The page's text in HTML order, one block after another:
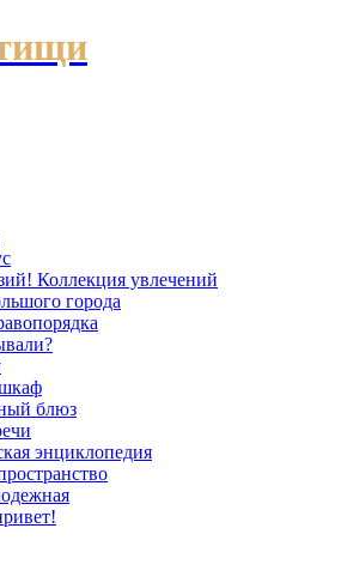
Коллекция увлечений
города
блюз
энциклопедия